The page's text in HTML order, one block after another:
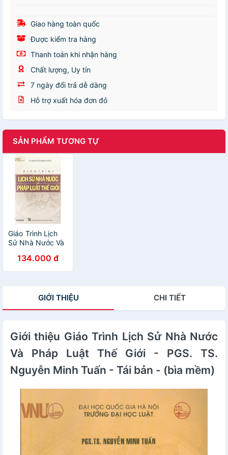
Giao hàng toàn quốc
Được kiểm tra hàng
Thanh toán khi nhận hàng
Chất lượng, Uy tín
7 ngày đổi trả dễ dàng
Hỗ trợ xuất hóa đơn đỏ
SẢN PHẨM TƯƠNG TỰ
Giáo Trình Lịch
Sử Nhà Nước Và
Giới134.000 đ
GIỚI THIỆU CHI TIẾT
Giới thiệu Giáo Trình Lịch Sử Nhà Nước
Và Pháp Luật Thế Giới - PGS. TS.
Nguyễn Minh Tuấn - Tái bản - (bìa mềm)